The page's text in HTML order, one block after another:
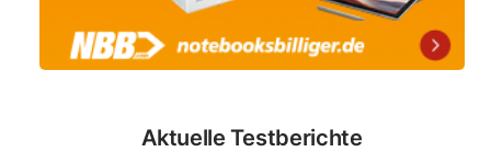
Aktuelle Testberichte